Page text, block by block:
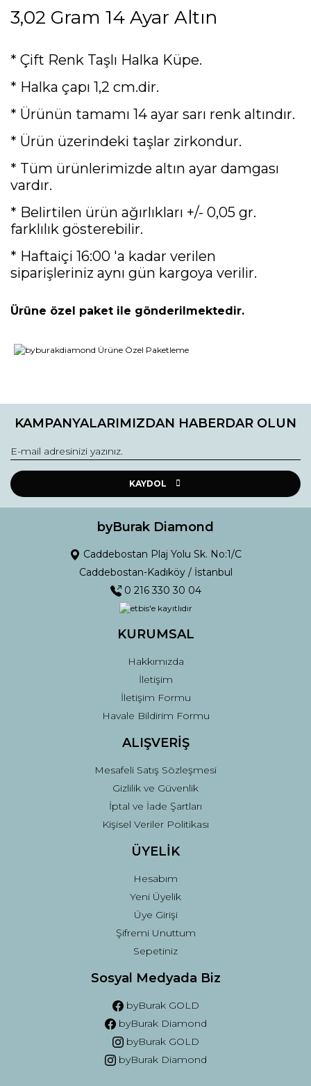
3,02 Gram 14 Ayar Altın
* Çift Renk Taşlı Halka Küpe.
* Halka çapı 1,2 cm.dir.
* Ürünün tamamı 14 ayar sarı renk altındır.
* Ürün üzerindeki taşlar zirkondur.
* Tüm ürünlerimizde altın ayar damgası
vardır.
* Belirtilen ürün ağırlıkları +/- 0,05 gr.
farklılık gösterebilir.
* Haftaiçi 16:00 'a kadar verilen
siparişleriniz aynı gün kargoya verilir.
Ürüne özel paket ile gönderilmektedir.
konularda yetersiz gördüğünüz noktaları öneri formunu
Görüş ve önerileriniz için teşekkür ederiz.
Ürün resmi kalitesiz, bozuk veya görüntülenemiyor.
Ürün açıklamasında eksik bilgiler bulunuyor.
Ürün fiyatı diğer sitelerden daha pahalı.
Gönder
KAMPANYALARIMIZDAN HABERDAR OLUN
KAYDOL
byBurak Diamond
Caddebostan Plaj Yolu Sk. No:1/C
Caddebostan-Kadıköy / İstanbul
0 216 330 30 04
KURUMSAL
Hakkımızda
İletişim
İletişim Formu
Havale Bildirim Formu
ALIŞVERİŞ
Mesafeli Satış Sözleşmesi
Gizlilik ve Güvenlik
İptal ve İade Şartları
Kişisel Veriler Politikası
ÜYELİK
Hesabım
Yeni Üyelik
Üye Girişi
Şifremi Unuttum
Sepetiniz
Sosyal Medyada Biz
byBurak GOLD
byBurak Diamond
byBurak GOLD
byBurak Diamond